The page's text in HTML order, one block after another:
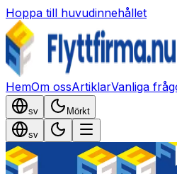
Hoppa till huvudinnehållet
HemOm ossArtiklarVanliga
sv Mörkt
sv